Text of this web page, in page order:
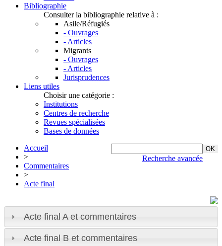
Bibliographie
Consulter la bibliographie relative à :
Asile/Réfugiés
- Ouvrages
- Articles
Migrants
- Ouvrages
- Articles
Jurisprudences
Liens utiles
Choisir une catégorie :
Institutions
Centres de recherche
Revues spécialisées
Bases de données
Recherche avancée
Accueil
>
Commentaires
>
Acte final
Acte final A et commentaires
Acte final B et commentaires